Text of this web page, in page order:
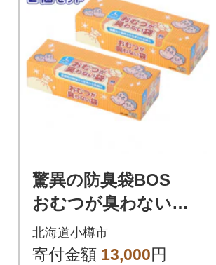
驚異の防臭袋BOS
おむつが臭わない袋
大人用Lサイズ90枚入
り(2個セット)
北海道小樽市
寄付金額 13,000円